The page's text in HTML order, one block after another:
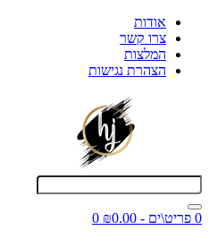
אודות
צרו קשר
המלצות
הצהרת נגישות
0 פריט\ים - ₪0.00
0